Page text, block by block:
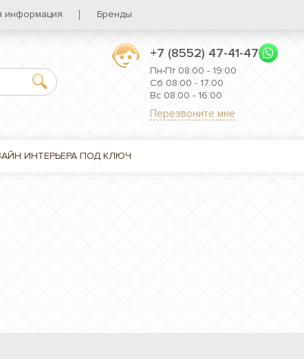
информация Бренды
+7 (8552) 47-41-47
Пн-Пт 08:00 - 19:00
Сб 08:00 - 17:00
Вс 08:00 - 16:00
Перезвоните мне
ИНТЕРЬЕРА ПОД КЛЮЧ